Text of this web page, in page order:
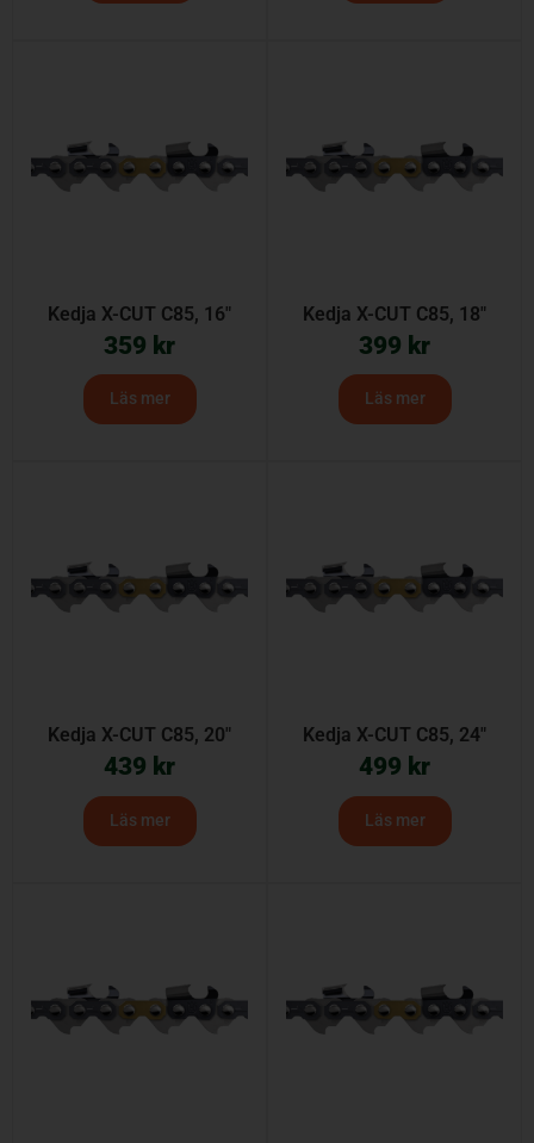
Kedja X-CUT C85, 16″
359 kr
Läs mer
Kedja X-CUT C85, 18″
399 kr
Läs mer
Kedja X-CUT C85, 20″
439 kr
Läs mer
Kedja X-CUT C85, 24″
499 kr
Läs mer